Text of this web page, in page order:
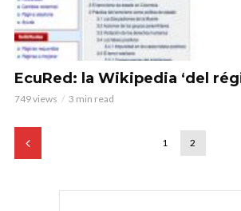
EcuRed: la Wikipedia ‘del
749 views 3 min read
1 2